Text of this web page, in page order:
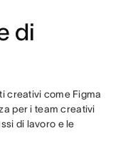
di
creativi come Figma
per i team creativi
di lavoro e le